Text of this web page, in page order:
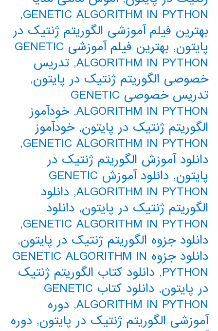
GENETIC ALGORITHM IN PYTHON
,
بهترین فیلم آموزشی الگوریتم ژنتیک در
پایتون,
بهترین فیلم آموزشی GENETIC
ALGORITHM IN PYTHON
, تدریس
خصوصی الگوریتم ژنتیک در پایتون,
تدریس خصوصی GENETIC
ALGORITHM IN PYTHON
,خودآموز
الگوریتم ژنتیک در پایتون,خودآموز
GENETIC ALGORITHM IN PYTHON
,
دانلود آموزش الگوریتم ژنتیک در
پایتون,
دانلود آموزش GENETIC
ALGORITHM IN PYTHON
, دانلود
الگوریتم ژنتیک در پایتون, دانلود
GENETIC ALGORITHM IN PYTHON
,
دانلود جزوه الگوریتم ژنتیک در پایتون,
دانلود جزوه GENETIC ALGORITHM IN
PYTHON
, دانلود کتاب الگوریتم ژنتیک
در پایتون,
دانلود کتاب GENETIC
ALGORITHM IN PYTHON
, دوره
آموزشی الگوریتم ژنتیک در پایتون, دوره